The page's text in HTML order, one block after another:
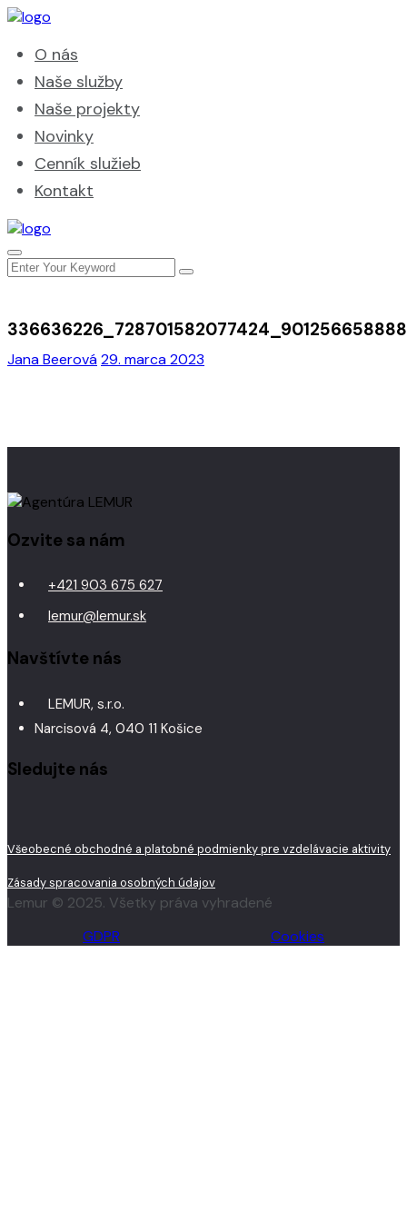
O nás
Naše služby
Naše projekty
Novinky
Cenník služieb
Kontakt
Jana Beerová29. marca 2023
Ozvite sa nám
+421 903 675 627
lemur@lemur.sk
Navštívte nás
LEMUR, s.r.o.
Narcisová 4, 040 11 Košice
Sledujte nás
Všeobecné obchodné a platobné podmienky pre vzdelávacie aktivity
Zásady spracovania osobných údajov
Lemur © 2025. Všetky práva vyhradené
GDPR
Cookies